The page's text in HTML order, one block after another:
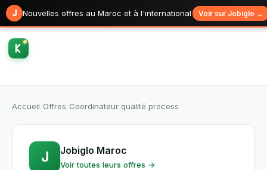
J Nouvelles offres au Maroc et à l'international Voir sur Jobiglo →
Accueil Offres Coordinateur qualité process
J Jobiglo Maroc
Voir toutes leurs offres →